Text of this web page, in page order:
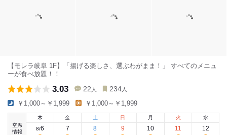
【モレラ岐阜 1F】「揚げる楽しさ、選ぶわがまま！」 すべてのメニュ
ーが食べ放題！！
3.03 22 人 234 人
￥1,000～￥1,999 ￥1,000～￥1,999
空席
情報
木
8/6
金
7
土
8
日
9
月
10
火
11
水
12